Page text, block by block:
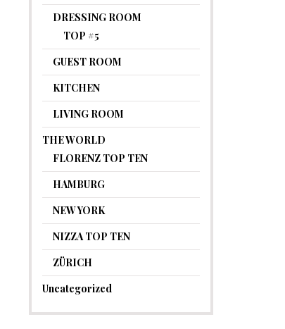
DRESSING ROOM
TOP #5
GUEST ROOM
KITCHEN
LIVING ROOM
THE WORLD
FLORENZ TOP TEN
HAMBURG
NEW YORK
NIZZA TOP TEN
ZÜRICH
Uncategorized